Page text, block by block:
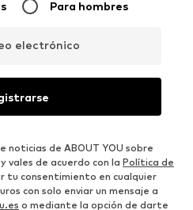
Para hombres
electrónico
noticias de ABOUT YOU sobre
vales de acuerdo con la Política de
tu consentimiento en cualquier
con solo enviar un mensaje a
o mediante la opción de darte